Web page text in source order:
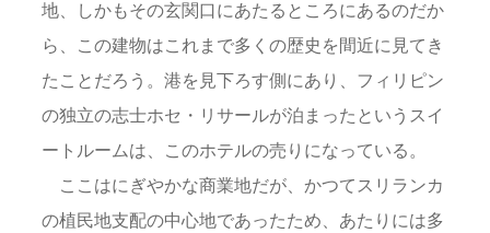
地、しかもその玄関口にあたるところにあるのだか
ら、この建物はこれまで多くの歴史を間近に見てき
たことだろう。港を見下ろす側にあり、フィリピン
の独立の志士ホセ・リサールが泊まったというスイ
ートルームは、このホテルの売りになっている。
ここはにぎやかな商業地だが、かつてスリランカ
の植民地支配の中心地であったため、あたりには多